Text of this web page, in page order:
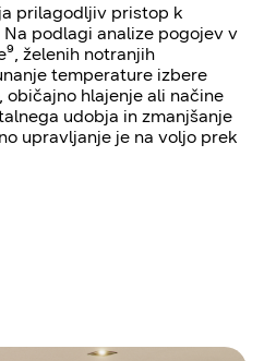
prilagodljiv pristop k
podlagi analize pogojev v
želenih notranjih
temperature izbere
hlajenje ali načine
udobja in zmanjšanje
upravljanje je na voljo prek